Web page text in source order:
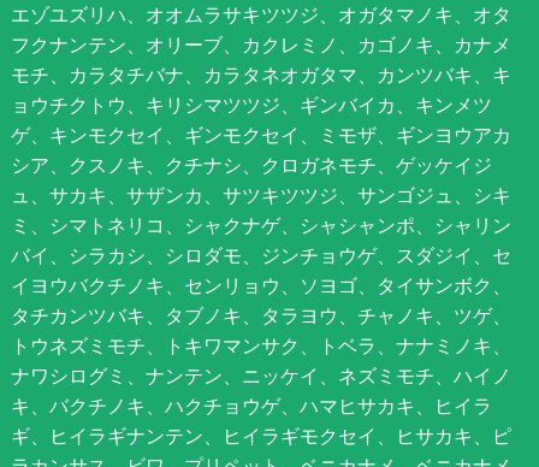
エゾユズリハ、オオムラサキツツジ、オガタマノキ、オタ
フクナンテン、オリーブ、カクレミノ、カゴノキ、カナメ
モチ、カラタチバナ、カラタネオガタマ、カンツバキ、キ
ョウチクトウ、キリシマツツジ、ギンバイカ、キンメツ
ゲ、キンモクセイ、ギンモクセイ、ミモザ、ギンヨウアカ
シア、クスノキ、クチナシ、クロガネモチ、ゲッケイジ
ュ、サカキ、サザンカ、サツキツツジ、サンゴジュ、シキ
ミ、シマトネリコ、シャクナゲ、シャシャンポ、シャリン
バイ、シラカシ、シロダモ、ジンチョウゲ、スダジイ、セ
イヨウバクチノキ、センリョウ、ソヨゴ、タイサンボク、
タチカンツバキ、タブノキ、タラヨウ、チャノキ、ツゲ、
トウネズミモチ、トキワマンサク、トベラ、ナナミノキ、
ナワシログミ、ナンテン、ニッケイ、ネズミモチ、ハイノ
キ、バクチノキ、ハクチョウゲ、ハマヒサカキ、ヒイラ
ギ、ヒイラギナンテン、ヒイラギモクセイ、ヒサカキ、ピ